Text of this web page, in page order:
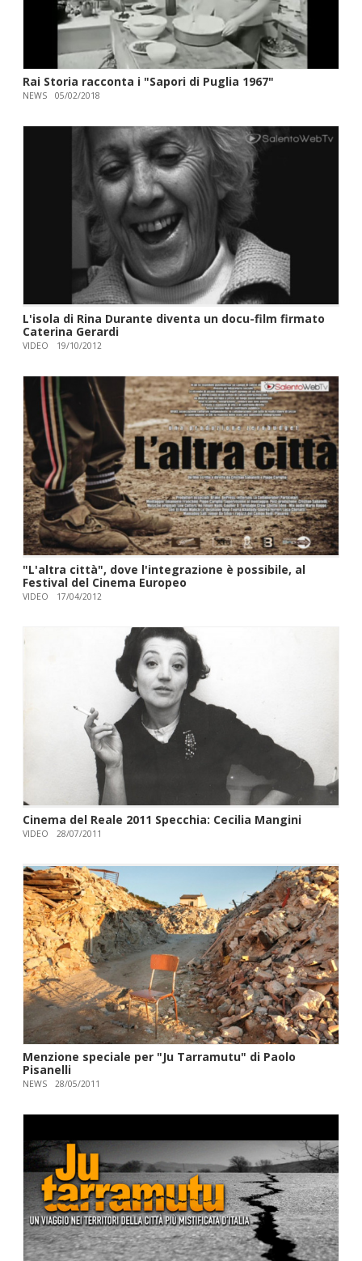
Rai Storia racconta i "Sapori di Puglia 1967"
NEWS 05/02/2018
L'isola di Rina Durante diventa un docu-film firmato
Caterina Gerardi
VIDEO 19/10/2012
"L'altra città", dove l'integrazione è possibile, al
Festival del Cinema Europeo
VIDEO 17/04/2012
Cinema del Reale 2011 Specchia: Cecilia Mangini
VIDEO 28/07/2011
Menzione speciale per "Ju Tarramutu" di Paolo
Pisanelli
NEWS 28/05/2011